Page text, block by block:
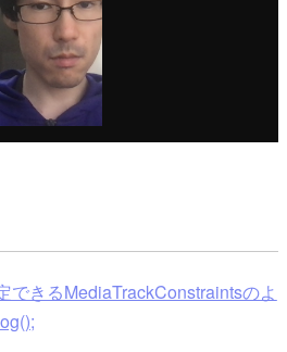
できるMediaTrackConstraintsのよ